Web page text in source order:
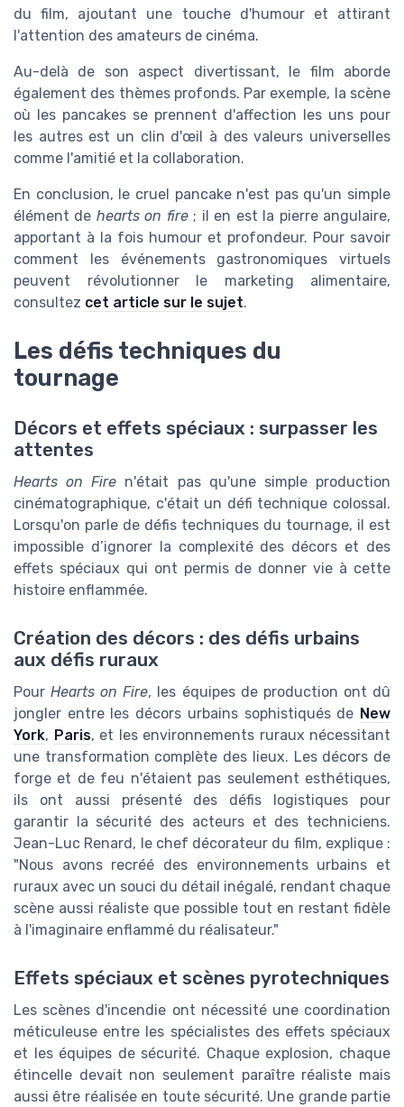
du film, ajoutant une touche d'humour et attirant
l'attention des amateurs de cinéma.
Au-delà de son aspect divertissant, le film aborde
également des thèmes profonds. Par exemple, la scène
où les pancakes se prennent d'affection les uns pour
les autres est un clin d'œil à des valeurs universelles
comme l'amitié et la collaboration.
En conclusion, le cruel pancake n'est pas qu'un simple
élément de hearts on fire; il en est la pierre angulaire,
apportant à la fois humour et profondeur. Pour savoir
comment les événements gastronomiques virtuels
peuvent révolutionner le marketing alimentaire,
consultez cet article sur le sujet.
Les défis techniques du
tournage
Décors et effets spéciaux : surpasser les
attentes
Hearts on Fire n'était pas qu'une simple production
cinématographique, c'était un défi technique colossal.
Lorsqu'on parle de défis techniques du tournage, il est
impossible d’ignorer la complexité des décors et des
effets spéciaux qui ont permis de donner vie à cette
histoire enflammée.
Création des décors : des défis urbains
aux défis ruraux
PourHearts on Fire, les équipes de production ont dû
jongler entre les décors urbains sophistiqués de New
York, Paris, et les environnements ruraux nécessitant
une transformation complète des lieux. Les décors de
forge et de feu n'étaient pas seulement esthétiques,
ils ont aussi présenté des défis logistiques pour
garantir la sécurité des acteurs et des techniciens.
Jean-Luc Renard, le chef décorateur du film, explique :
"Nous avons recréé des environnements urbains et
ruraux avec un souci du détail inégalé, rendant chaque
scène aussi réaliste que possible tout en restant fidèle
à l'imaginaire enflammé du réalisateur."
Effets spéciaux et scènes pyrotechniques
Les scènes d'incendie ont nécessité une coordination
méticuleuse entre les spécialistes des effets spéciaux
et les équipes de sécurité. Chaque explosion, chaque
étincelle devait non seulement paraître réaliste mais
aussi être réalisée en toute sécurité. Une grande partie